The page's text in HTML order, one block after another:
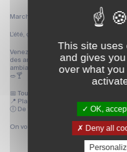
Marché nocturne à Saintes 🌙
L’été, ça se savoure aussi le soir. 🌅
Venez flâner à votre rythme place
des artisans locaux, les bonnes
ambiance douce et festive qui donne
🥗🍸
📅 Tous les vendredis du 3 juillet au 28
📍 Place Bassompierre
🕕 De 18h à 22h30
On vous y attend ! ✨
This site uses
and gives
over what
OK,
Deny all